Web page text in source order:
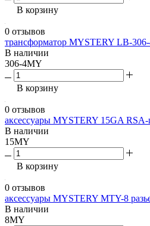
В корзину
0 отзывов
трансформатор MYSTERY LB-
В наличии
306-4MY
В корзину
0 отзывов
аксессуары MYSTERY 15GA
В наличии
15MY
В корзину
0 отзывов
аксессуары MYSTERY MTY-8
В наличии
8MY